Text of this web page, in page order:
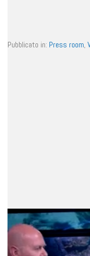
Pubblicato in: Press room,